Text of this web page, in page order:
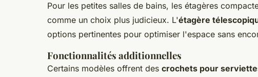
Pour les petites salles de bains, les étagères
comme un choix plus judicieux. L'étagère
options pertinentes pour optimiser l'espace sans
Fonctionnalités additionnelles
Certains modèles offrent des crochets pour